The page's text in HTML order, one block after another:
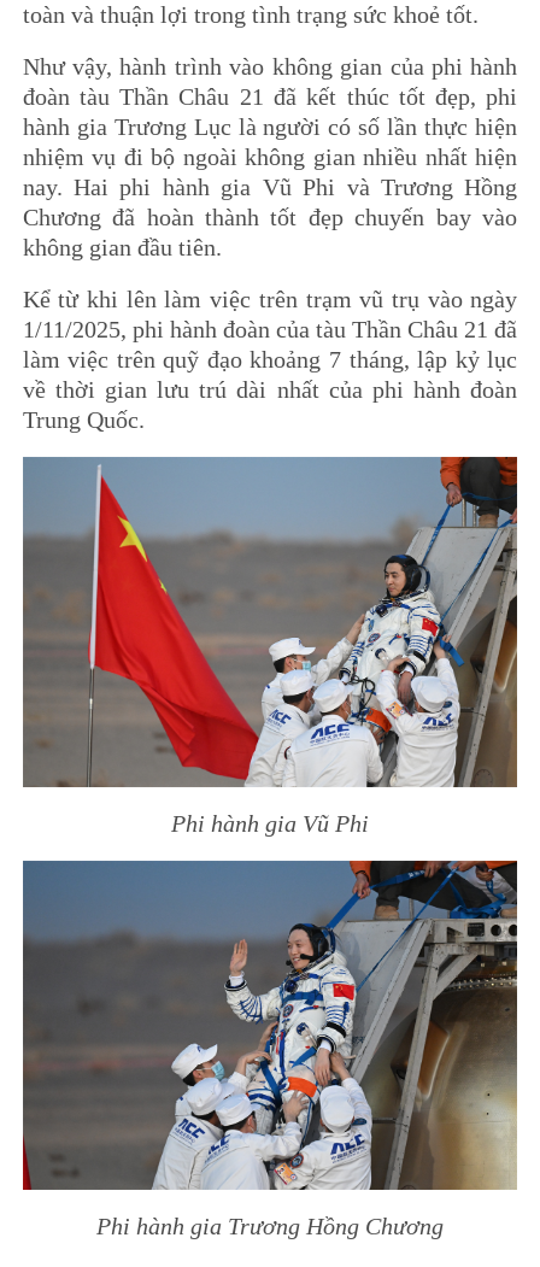
toàn và thuận lợi trong tình trạng sức khoẻ tốt.
Như vậy, hành trình vào không gian của phi hành
đoàn tàu Thần Châu 21 đã kết thúc tốt đẹp, phi
hành gia Trương Lục là người có số lần thực hiện
nhiệm vụ đi bộ ngoài không gian nhiều nhất hiện
nay. Hai phi hành gia Vũ Phi và Trương Hồng
Chương đã hoàn thành tốt đẹp chuyến bay vào
không gian đầu tiên.
Kể từ khi lên làm việc trên trạm vũ trụ vào ngày
1/11/2025, phi hành đoàn của tàu Thần Châu 21 đã
làm việc trên quỹ đạo khoảng 7 tháng, lập kỷ lục
về thời gian lưu trú dài nhất của phi hành đoàn
Trung Quốc.
Phi hành gia Vũ Phi
Phi hành gia Trương Hồng Chương